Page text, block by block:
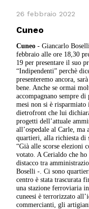
26 febbraio 2022
Cuneo
Cuneo - Giancarlo
febbraio alle ore 18,30
19 per presentare il suo
“Indipendenti” perchè
presenteremo ancora,
bene. Anche se ormai
accompagnano sempre
mesi non si è
dietrofront che lui
progetti dell’attuale
all’ospedale al Carle,
quartieri, alla richiesta di
“Già alle scorse elezioni
votato. A Cerialdo che
distacco tra
Boselli -. Ci sono
centro è stata trascurata
una stazione ferroviaria
cuneesi è terrorizzato
commercianti, gli